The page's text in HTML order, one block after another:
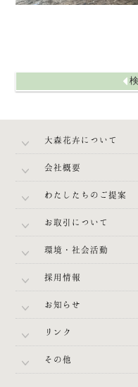
大森花卉について
会社概要
わたしたちのご提案
お取引について
環境・社会活動
採用情報
お知らせ
リンク
その他